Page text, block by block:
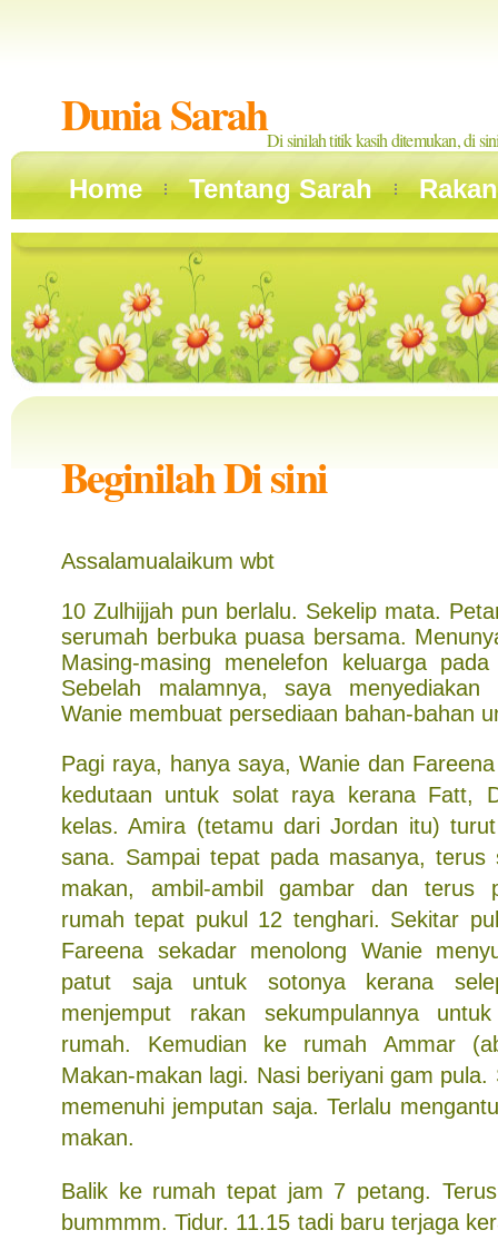
Dunia SarahDi sinilah titik kasih ditemukan, di
Home Tentang Sarah
Beginilah Di sini
Assalamualaikum wbt
10 Zulhijjah pun berlalu. Sekelip mata.
serumah berbuka puasa bersama.
Masing-masing menelefon keluarga
Sebelah malamnya, saya
Wanie membuat persediaan bahan-bahan
Pagi raya, hanya saya, Wanie dan
kedutaan untuk solat raya kerana Fatt,
kelas. Amira (tetamu dari Jordan itu)
sana. Sampai tepat pada masanya, terus
makan, ambil-ambil gambar dan terus
rumah tepat pukul 12 tenghari. Sekitar
Fareena sekadar menolong Wanie
patut saja untuk sotonya kerana
menjemput rakan sekumpulannya
rumah. Kemudian ke rumah Ammar
Makan-makan lagi. Nasi beriyani gam pula.
memenuhi jemputan saja. Terlalu
makan.
Balik ke rumah tepat jam 7 petang.
bummmm. Tidur. 11.15 tadi baru terjaga